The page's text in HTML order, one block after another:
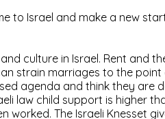
to Israel and make a new
culture in Israel. Rent and
strain marriages to the point
agenda and think they are
law child support is higher
worked. The Israeli Knesset